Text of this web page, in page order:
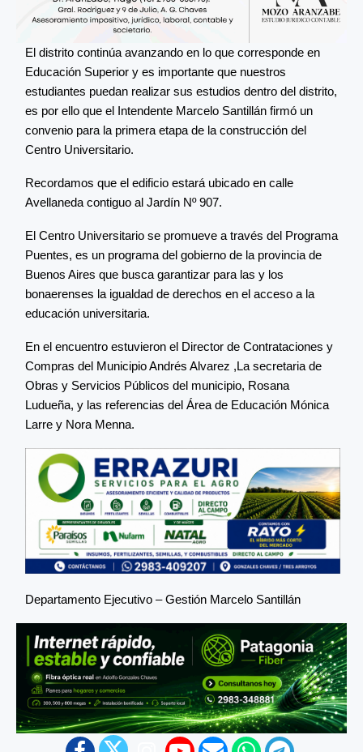
El distrito continúa avanzando en lo que corresponde en
Educación Superior y es importante que nuestros
estudiantes puedan realizar sus estudios dentro del distrito,
es por ello que el Intendente Marcelo Santillán firmó un
convenio para la primera etapa de la construcción del
Centro Universitario.
Recordamos que el edificio estará ubicado en calle
Avellaneda contiguo al Jardín Nº 907.
El Centro Universitario se promueve a través del Programa
Puentes, es un programa del gobierno de la provincia de
Buenos Aires que busca garantizar para las y los
bonaerenses la igualdad de derechos en el acceso a la
educación universitaria.
En el encuentro estuvieron el Director de Contrataciones y
Compras del Municipio Andrés Alvarez ,La secretaria de
Obras y Servicios Públicos del municipio, Rosana
Ludueña, y las referencias del Área de Educación Mónica
Larre y Nora Menna.
Departamento Ejecutivo – Gestión Marcelo Santillán